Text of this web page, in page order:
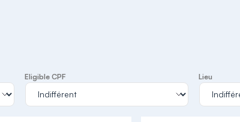
Eligible CPF Lieu